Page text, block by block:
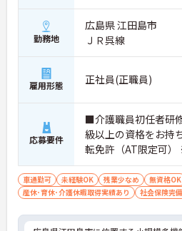
勤務地
広島県 江田島市
ＪＲ呉線
雇用形態 正社員(正職員)
応募要件
■介護職員初任者研
級以上の資格をお持
転免許（AT限定可
ご応募可能です！
車通勤可 未経験OK 残業少なめ
無資格OK
産休･育休･介護休暇取得実績あり
社会保険完備